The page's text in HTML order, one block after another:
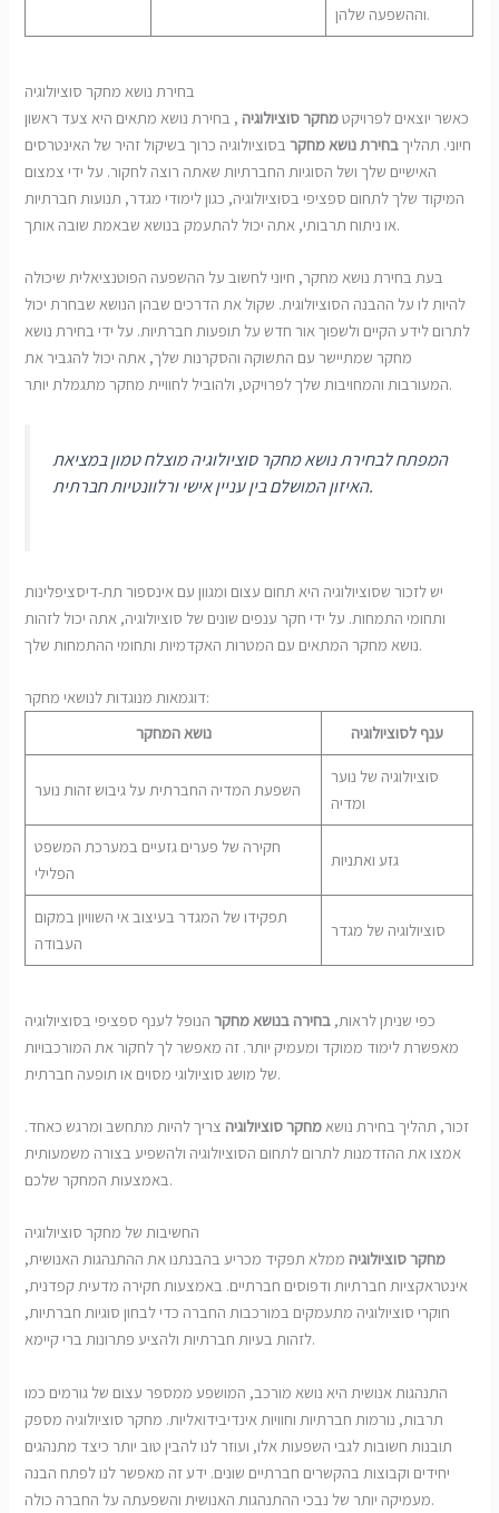
וההשפעה שלהן.
בחירת נושא מחקר סוציולוגיה
כאשר יוצאים לפרויקטמחקר סוציולוגיה , בחירת נושא מתאים היא צעד ראשון
חיוני. תהליךבחירת נושא מחקרבסוציולוגיה כרוך בשיקול זהיר של האינטרסים
האישיים שלך ושל הסוגיות החברתיות שאתה רוצה לחקור. על ידי צמצום
המיקוד שלך לתחום ספציפי בסוציולוגיה, כגון לימודי מגדר, תנועות חברתיות
או ניתוח תרבותי, אתה יכול להתעמק בנושא שבאמת שובה אותך.
בעת בחירת נושא מחקר, חיוני לחשוב על ההשפעה הפוטנציאלית שיכולה
להיות לו על ההבנה הסוציולוגית. שקול את הדרכים שבהן הנושא שבחרת יכול
לתרום לידע הקיים ולשפוך אור חדש על תופעות חברתיות. על ידי בחירת נושא
מחקר שמתיישר עם התשוקה והסקרנות שלך, אתה יכול להגביר את
המעורבות והמחויבות שלך לפרויקט, ולהוביל לחוויית מחקר מתגמלת יותר.
המפתח לבחירת נושא מחקר סוציולוגיה מוצלח טמון במציאת
האיזון המושלם בין עניין אישי ורלוונטיות חברתית.
יש לזכור שסוציולוגיה היא תחום עצום ומגוון עם אינספור תת-דיסציפלינות
ותחומי התמחות. על ידי חקר ענפים שונים של סוציולוגיה, אתה יכול לזהות
נושא מחקר המתאים עם המטרות האקדמיות ותחומי ההתמחות שלך.
דוגמאות מנוגדות לנושאי מחקר:
נושא המחקר
ענף לסוציולוגיה
השפעת המדיה החברתית על גיבוש זהות נוער
סוציולוגיה של נוער
ומדיה
חקירה של פערים גזעיים במערכת המשפט
הפלילי
גזע ואתניות
תפקידו של המגדר בעיצוב אי השוויון במקום
העבודה
סוציולוגיה של מגדר
כפי שניתן לראות, בחירה בנושא מחקרהנופל לענף ספציפי בסוציולוגיה
מאפשרת לימוד ממוקד ומעמיק יותר. זה מאפשר לך לחקור את המורכבויות
של מושג סוציולוגי מסוים או תופעה חברתית.
זכור, תהליך בחירת נושאמחקר סוציולוגיה צריך להיות מתחשב ומרגש כאחד.
אמצו את ההזדמנות לתרום לתחום הסוציולוגיה ולהשפיע בצורה משמעותית
באמצעות המחקר שלכם.
החשיבות של מחקר סוציולוגיה
מחקר סוציולוגיה ממלא תפקיד מכריע בהבנתנו את ההתנהגות האנושית,
אינטראקציות חברתיות ודפוסים חברתיים. באמצעות חקירה מדעית קפדנית,
חוקרי סוציולוגיה מתעמקים במורכבות החברה כדי לבחון סוגיות חברתיות,
לזהות בעיות חברתיות ולהציע פתרונות ברי קיימא.
התנהגות אנושית היא נושא מורכב, המושפע ממספר עצום של גורמים כמו
תרבות, נורמות חברתיות וחוויות אינדיבידואליות. מחקר סוציולוגיה מספק
תובנות חשובות לגבי השפעות אלו, ועוזר לנו להבין טוב יותר כיצד מתנהגים
יחידים וקבוצות בהקשרים חברתיים שונים. ידע זה מאפשר לנו לפתח הבנה
מעמיקה יותר של נבכי ההתנהגות האנושית והשפעתה על החברה כולה.